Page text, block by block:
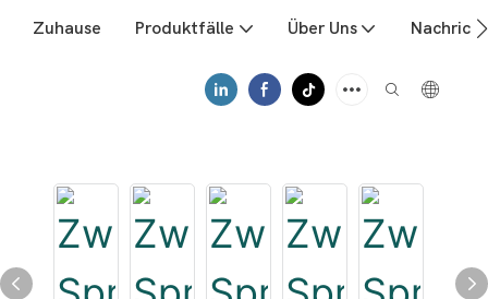
Zuhause Produktfälle Über Uns